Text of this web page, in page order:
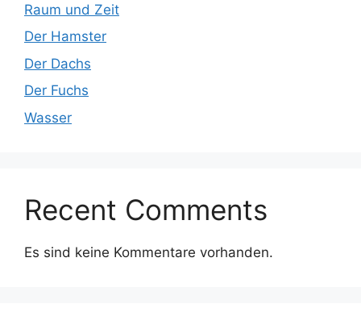
Raum und Zeit
Der Hamster
Der Dachs
Der Fuchs
Wasser
Recent Comments
Es sind keine Kommentare vorhanden.